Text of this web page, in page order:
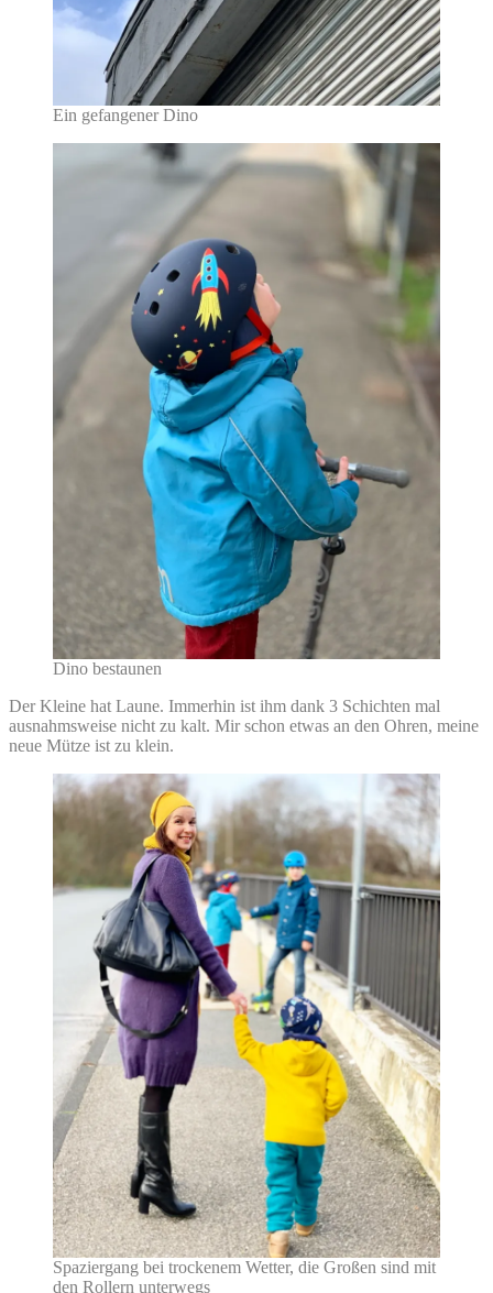
Ein gefangener Dino
Dino bestaunen
Der Kleine hat Laune. Immerhin ist ihm dank 3 Schichten mal
ausnahmsweise nicht zu kalt. Mir schon etwas an den Ohren, meine
neue Mütze ist zu klein.
Spaziergang bei trockenem Wetter, die Großen sind mit
den Rollern unterwegs